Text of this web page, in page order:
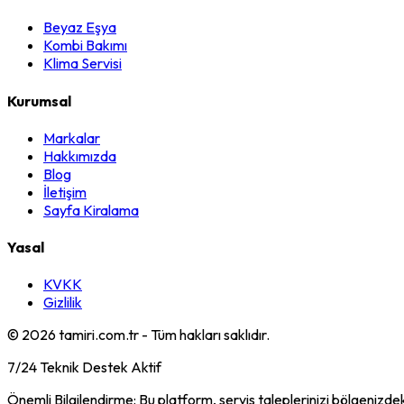
Beyaz Eşya
Kombi Bakımı
Klima Servisi
Kurumsal
Markalar
Hakkımızda
Blog
İletişim
Sayfa Kiralama
Yasal
KVKK
Gizlilik
© 2026tamiri.com.tr - Tüm hakları saklıdır.
7/24 Teknik Destek Aktif
Önemli Bilgilendirme: Bu platform, servis taleplerinizi